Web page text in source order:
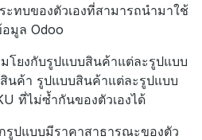
ทบของตัวเองที่สามารถนำมาใช้
มูล Odoo
โยงกับรูปแบบสินค้าแต่ละรูปแบบ
นค้า รูปแบบสินค้าแต่ละรูปแบบ
ที่ไม่ซ้ำกันของตัวเองได้
รูปแบบมีราคาสาธารณะของตัว